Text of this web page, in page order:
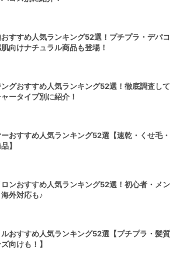
すすめ人気ランキング52選！プチプラ・デパコ
向けナチュラル商品も登場！
グおすすめ人気ランキング52選！徹底調査して
ータイプ別に紹介！
ーおすすめ人気ランキング52選【速乾・くせ毛・
】
ンおすすめ人気ランキング52選！初心者・メン
外対応も♪
おすすめ人気ランキング52選【プチプラ・髪質
向けも！】